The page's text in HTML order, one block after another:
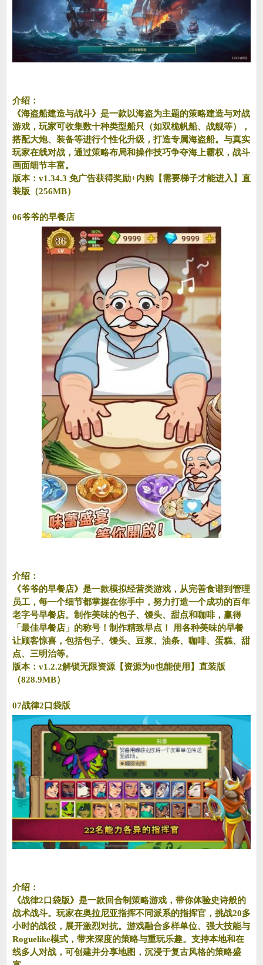
介绍：
《海盗船建造与战斗》是一款以海盗为主题的策略建造与对战
游戏，玩家可收集数十种类型船只（如双桅帆船、战舰等），
搭配大炮、装备等进行个性化升级，打造专属海盗船。与真实
玩家在线对战，通过策略布局和操作技巧争夺海上霸权，战斗
画面细节丰富。
版本：v1.34.3 免广告获得奖励+内购【需要梯子才能进入】直
装版（256MB）
06爷爷的早餐店
介绍：
《爷爷的早餐店》是一款模拟经营类游戏，从完善食谱到管理
员工，每一个细节都掌握在你手中，努力打造一个成功的百年
老字号早餐店。制作美味的包子、馒头、甜点和咖啡，赢得
「最佳早餐店」的称号！制作精致早点！ 用各种美味的早餐
让顾客惊喜，包括包子、馒头、豆浆、油条、咖啡、蛋糕、甜
点、三明治等。
版本：v1.2.2解锁无限资源【资源为0也能使用】直装版
（828.9MB）
07战律2口袋版
介绍：
《战律2口袋版》是一款回合制策略游戏，带你体验史诗般的
战术战斗。玩家在奥拉尼亚指挥不同派系的指挥官，挑战20多
小时的战役，展开激烈对抗。游戏融合多样单位、强大技能与
Roguelike模式，带来深度的策略与重玩乐趣。支持本地和在
线多人对战，可创建并分享地图，沉浸于复古风格的策略盛